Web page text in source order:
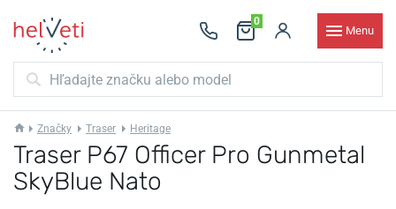
0
Menu
Značky Traser Heritage
Traser P67 Officer Pro Gunmetal
SkyBlue Nato